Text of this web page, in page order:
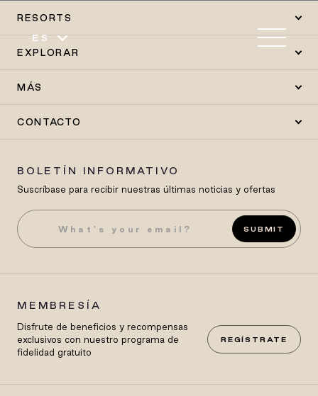
ES
RESORTS
EXPLORAR
MÁS
CONTACTO
BOLETÍN INFORMATIVO
Suscríbase para recibir nuestras últimas noticias y ofertas
SUBMIT
MEMBRESÍA
Disfrute de beneficios y recompensas
exclusivos con nuestro programa de
fidelidad gratuito
REGÍSTRATE